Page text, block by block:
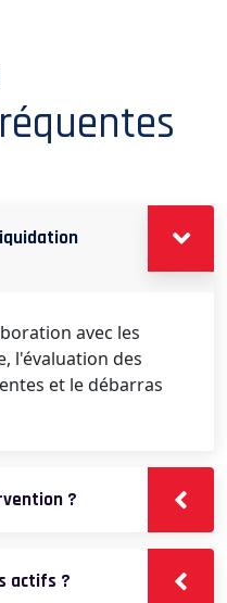
avec les
l'évaluation des
et le débarras
?
actifs ?